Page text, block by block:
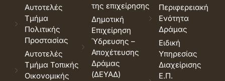
Αυτοτελές
Τμήμα
Πολιτικής
Προστασίας
Αυτοτελές
Τμήμα Τοπικής
Οικονομικής
της επιχείρησης
Δημοτική
Επιχείρηση
Ύδρευσης –
Αποχέτευσης
Δράμας
(ΔΕΥΑΔ)
Περιφερειακή
Ενότητα
Δράμας
Ειδική
Υπηρεσίας
Διαχείρισης
Ε.Π.